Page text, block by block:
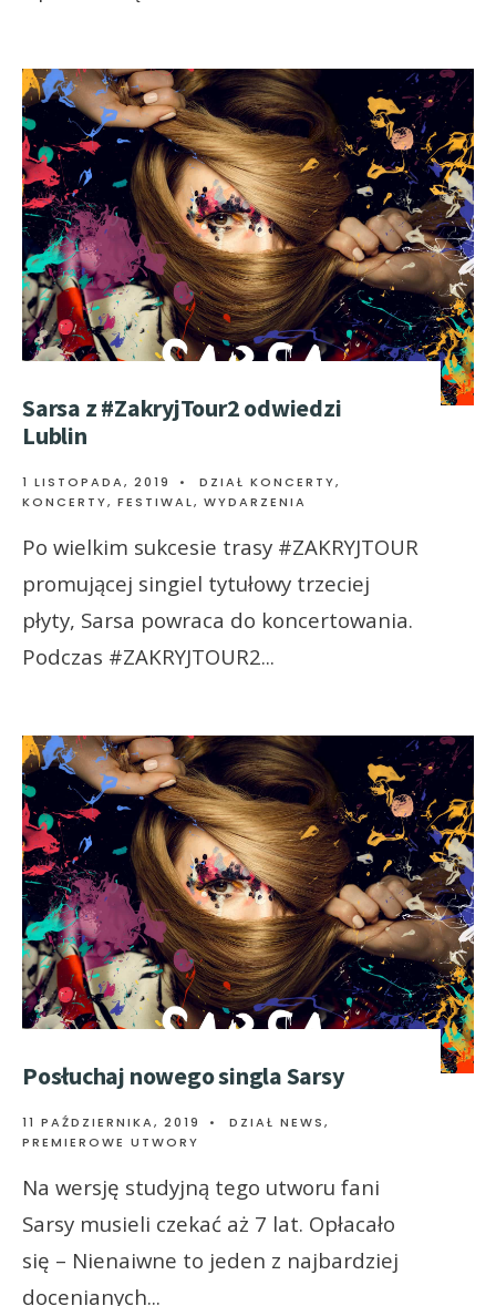
Sarsa z #ZakryjTour2 odwiedzi
Lublin
1 LISTOPADA, 2019 • DZIAŁ KONCERTY,
KONCERTY, FESTIWAL, WYDARZENIA
Po wielkim sukcesie trasy #ZAKRYJTOUR
promującej singiel tytułowy trzeciej
płyty, Sarsa powraca do koncertowania.
Podczas #ZAKRYJTOUR2...
Posłuchaj nowego singla Sarsy
11 PAŹDZIERNIKA, 2019 • DZIAŁ NEWS,
PREMIEROWE UTWORY
Na wersję studyjną tego utworu fani
Sarsy musieli czekać aż 7 lat. Opłacało
się – Nienaiwne to jeden z najbardziej
docenianych...